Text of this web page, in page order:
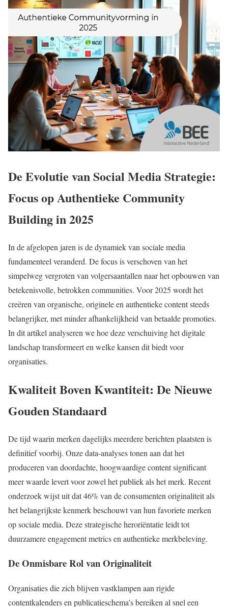
De Evolutie van Social Media Strategie:
Focus op Authentieke Community
Building in 2025
In de afgelopen jaren is de dynamiek van sociale media
fundamenteel veranderd. De focus is verschoven van het
simpelweg vergroten van volgersaantallen naar het opbouwen van
betekenisvolle, betrokken communities. Voor 2025 wordt het
creëren van organische, originele en authentieke content steeds
belangrijker, met minder afhankelijkheid van betaalde promoties.
In dit artikel analyseren we hoe deze verschuiving het digitale
landschap transformeert en welke kansen dit biedt voor
organisaties.
Kwaliteit Boven Kwantiteit: De Nieuwe
Gouden Standaard
De tijd waarin merken dagelijks meerdere berichten plaatsten is
definitief voorbij. Onze data-analyses tonen aan dat het
produceren van doordachte, hoogwaardige content significant
meer waarde levert voor zowel het publiek als het merk. Recent
onderzoek wijst uit dat 46% van de consumenten originaliteit als
het belangrijkste kenmerk beschouwt van hun favoriete merken
op sociale media. Deze strategische heroriëntatie leidt tot
duurzamere engagement metrics en authentieke merkbeleving.
De Onmisbare Rol van Originaliteit
Organisaties die zich blijven vastklampen aan rigide
contentkalenders en publicatieschema’s bereiken al snel een